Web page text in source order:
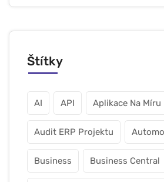
Štítky
AI API Aplikace Na Míru
Audit ERP Projektu
Business Business Central